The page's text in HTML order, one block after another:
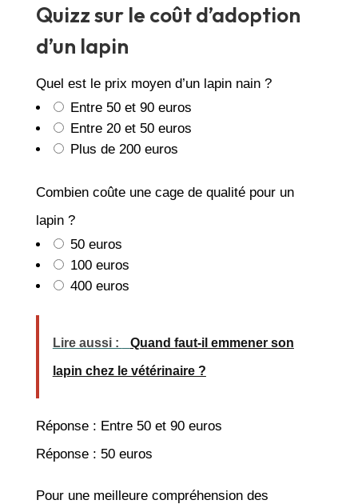
Quizz sur le coût d’adoption
d’un lapin
Quel est le prix moyen d’un lapin nain ?
Entre 50 et 90 euros
Entre 20 et 50 euros
Plus de 200 euros
Combien coûte une cage de qualité pour un
lapin ?
50 euros
100 euros
400 euros
Lire aussi : Quand faut-il emmener son
lapin chez le vétérinaire ?
Réponse : Entre 50 et 90 euros
Réponse : 50 euros
Pour une meilleure compréhension des